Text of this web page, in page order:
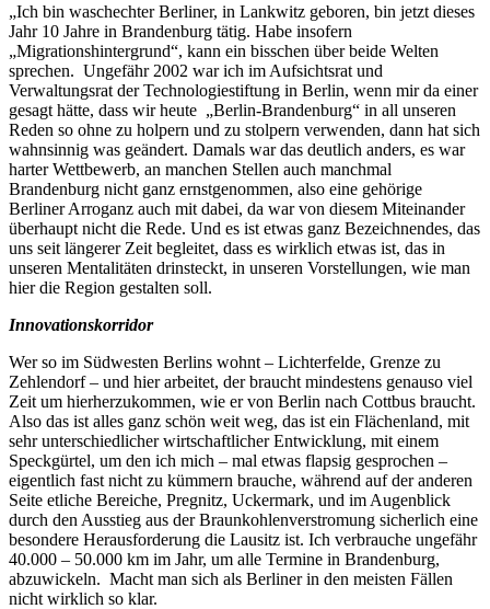
„Ich bin waschechter Berliner, in Lankwitz geboren, bin jetzt dieses
Jahr 10 Jahre in Brandenburg tätig. Habe insofern
„Migrationshintergrund“, kann ein bisschen über beide Welten
sprechen. Ungefähr 2002 war ich im Aufsichtsrat und
Verwaltungsrat der Technologiestiftung in Berlin, wenn mir da einer
gesagt hätte, dass wir heute „Berlin-Brandenburg“ in all unseren
Reden so ohne zu holpern und zu stolpern verwenden, dann hat sich
wahnsinnig was geändert. Damals war das deutlich anders, es war
harter Wettbewerb, an manchen Stellen auch manchmal
Brandenburg nicht ganz ernstgenommen, also eine gehörige
Berliner Arroganz auch mit dabei, da war von diesem Miteinander
überhaupt nicht die Rede. Und es ist etwas ganz Bezeichnendes, das
uns seit längerer Zeit begleitet, dass es wirklich etwas ist, das in
unseren Mentalitäten drinsteckt, in unseren Vorstellungen, wie man
hier die Region gestalten soll.
Innovationskorridor
Wer so im Südwesten Berlins wohnt – Lichterfelde, Grenze zu
Zehlendorf – und hier arbeitet, der braucht mindestens genauso viel
Zeit um hierherzukommen, wie er von Berlin nach Cottbus braucht.
Also das ist alles ganz schön weit weg, das ist ein Flächenland, mit
sehr unterschiedlicher wirtschaftlicher Entwicklung, mit einem
Speckgürtel, um den ich mich – mal etwas flapsig gesprochen –
eigentlich fast nicht zu kümmern brauche, während auf der anderen
Seite etliche Bereiche, Pregnitz, Uckermark, und im Augenblick
durch den Ausstieg aus der Braunkohlenverstromung sicherlich eine
besondere Herausforderung die Lausitz ist. Ich verbrauche ungefähr
40.000 – 50.000 km im Jahr, um alle Termine in Brandenburg,
abzuwickeln. Macht man sich als Berliner in den meisten Fällen
nicht wirklich so klar.